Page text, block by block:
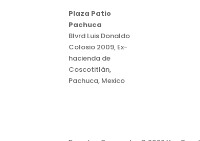
Plaza Patio
Pachuca
Blvrd Luis Donaldo
Colosio 2009, Ex-
hacienda de
Coscotitlán,
Pachuca, Mexico